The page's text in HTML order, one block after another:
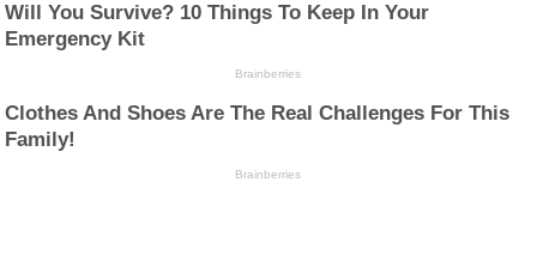
Will You Survive? 10 Things To Keep In Your
Emergency Kit
Brainberries
Clothes And Shoes Are The Real Challenges For This
Family!
Brainberries